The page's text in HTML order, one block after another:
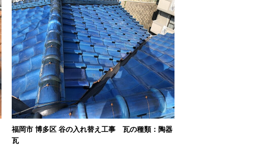
福岡市 博多区 谷の入れ替え工事 瓦の種類：陶器
瓦